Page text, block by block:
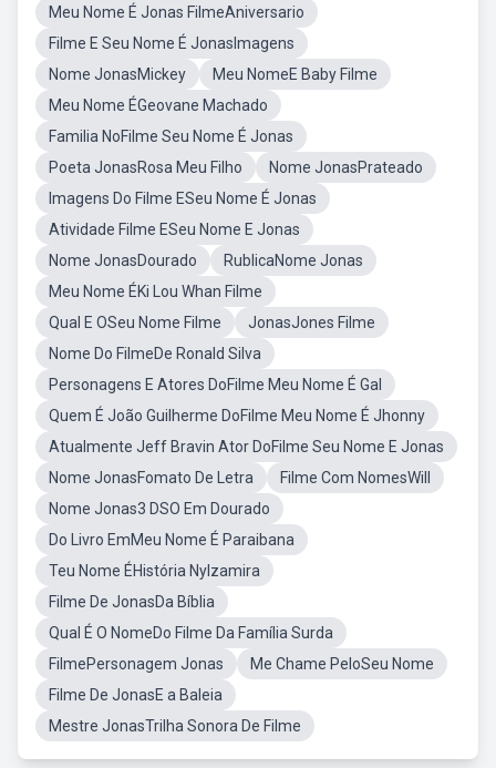
Meu Nome É Jonas FilmeAniversario
Filme E Seu Nome É JonasImagens
Nome JonasMickey
Meu NomeE Baby Filme
Meu Nome ÉGeovane Machado
Familia NoFilme Seu Nome É Jonas
Poeta JonasRosa Meu Filho
Nome JonasPrateado
Imagens Do Filme ESeu Nome É Jonas
Atividade Filme ESeu Nome E Jonas
Nome JonasDourado
RublicaNome Jonas
Meu Nome ÉKi Lou Whan Filme
Qual E OSeu Nome Filme
JonasJones Filme
Nome Do FilmeDe Ronald Silva
Personagens E Atores DoFilme Meu Nome É Gal
Quem É João Guilherme DoFilme Meu Nome É Jhonny
Atualmente Jeff Bravin Ator DoFilme Seu Nome E Jonas
Nome JonasFomato De Letra
Filme Com NomesWill
Nome Jonas3 DSO Em Dourado
Do Livro EmMeu Nome É Paraibana
Teu Nome ÉHistória Nylzamira
Filme De JonasDa Bíblia
Qual É O NomeDo Filme Da Família Surda
FilmePersonagem Jonas
Me Chame PeloSeu Nome
Filme De JonasE a Baleia
Mestre JonasTrilha Sonora De Filme